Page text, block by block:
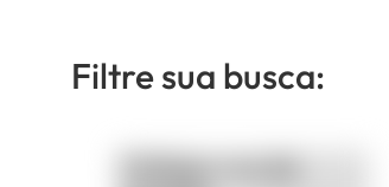
Filtre sua busca:
Categorias de